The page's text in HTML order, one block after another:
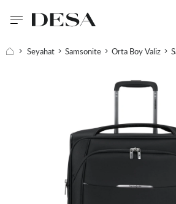
Seyahat Samsonite Orta Boy Valiz